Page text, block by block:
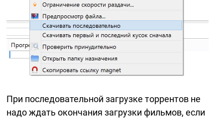
При последовательной загрузке торрентов не
надо ждать окончания загрузки фильмов, если